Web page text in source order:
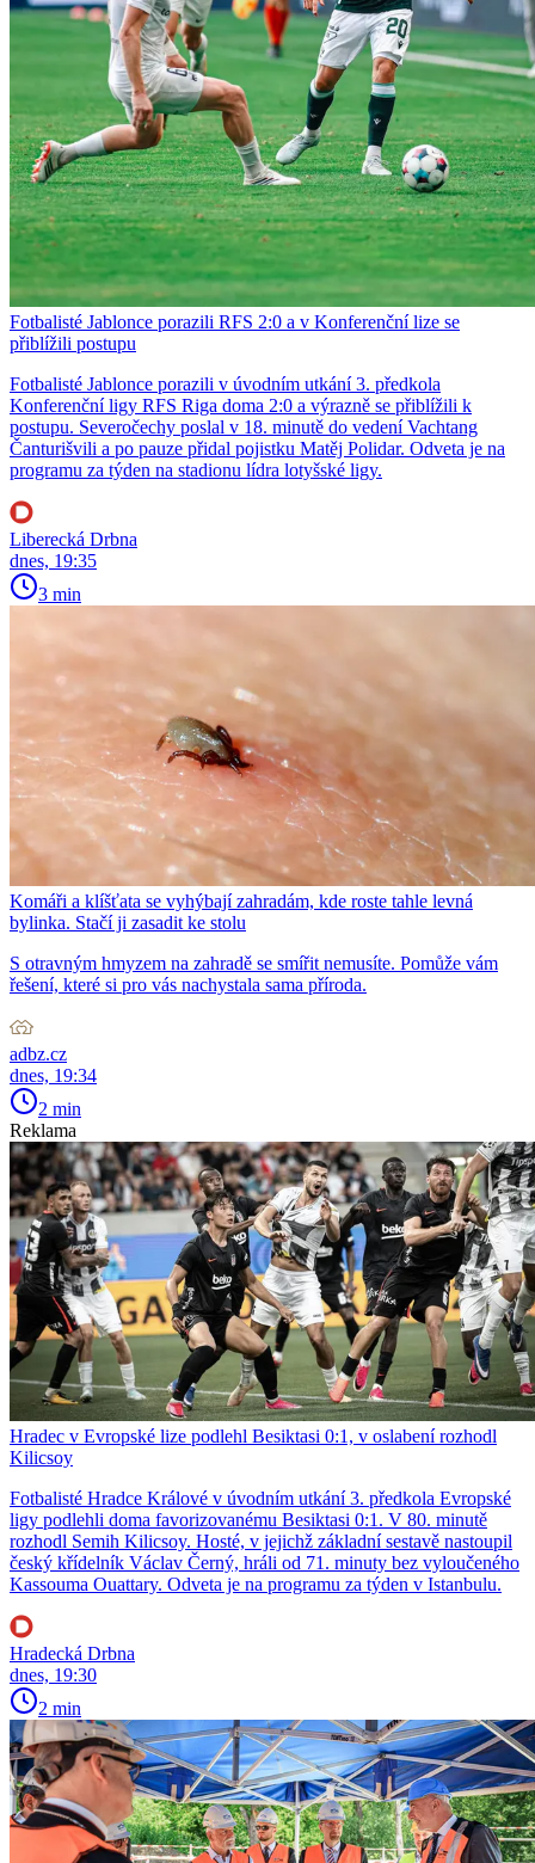
Fotbalisté Jablonce porazili RFS 2:0 a v Konferenční lize se
přiblížili postupu
Fotbalisté Jablonce porazili v úvodním utkání 3. předkola
Konferenční ligy RFS Riga doma 2:0 a výrazně se přiblížili k
postupu. Severočechy poslal v 18. minutě do vedení Vachtang
Čanturišvili a po pauze přidal pojistku Matěj Polidar. Odveta je na
programu za týden na stadionu lídra lotyšské ligy.
Liberecká Drbna
dnes, 19:35
3 min
Komáři a klíšťata se vyhýbají zahradám, kde roste tahle levná
bylinka. Stačí ji zasadit ke stolu
S otravným hmyzem na zahradě se smířit nemusíte. Pomůže vám
řešení, které si pro vás nachystala sama příroda.
adbz.cz
dnes, 19:34
2 min
Reklama
Hradec v Evropské lize podlehl Besiktasi 0:1, v oslabení rozhodl
Kilicsoy
Fotbalisté Hradce Králové v úvodním utkání 3. předkola Evropské
ligy podlehli doma favorizovanému Besiktasi 0:1. V 80. minutě
rozhodl Semih Kilicsoy. Hosté, v jejichž základní sestavě nastoupil
český křídelník Václav Černý, hráli od 71. minuty bez vyloučeného
Kassouma Ouattary. Odveta je na programu za týden v Istanbulu.
Hradecká Drbna
dnes, 19:30
2 min